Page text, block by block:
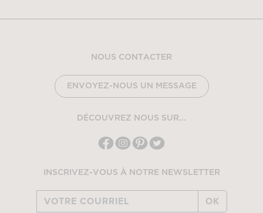
NOUS CONTACTER
ENVOYEZ-NOUS UN MESSAGE
DÉCOUVREZ NOUS SUR...
INSCRIVEZ-VOUS À NOTRE NEWSLETTER
OK